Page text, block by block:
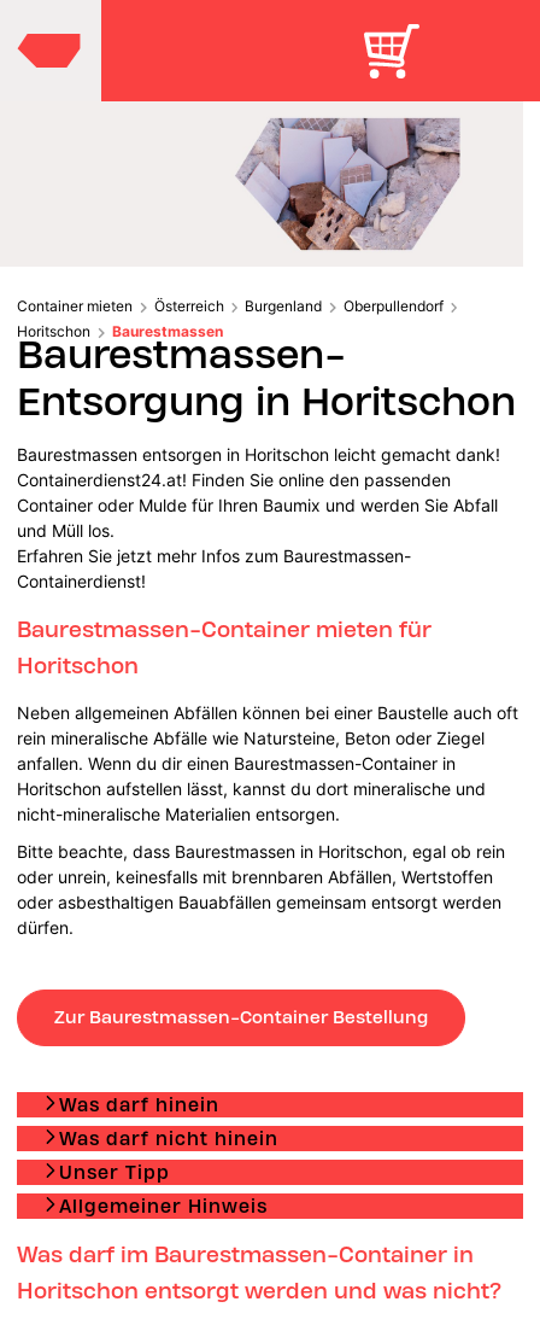
Container mieten Österreich Burgenland
Oberpullendorf
Horitschon
Baurestmassen
Baurestmassen-
Entsorgung in Horitschon
Baurestmassen entsorgen in Horitschon leicht gemacht dank!
Containerdienst24.at! Finden Sie online den passenden
Container oder Mulde für Ihren Baumix und werden Sie Abfall
und Müll los.
Erfahren Sie jetzt mehr Infos zum Baurestmassen-
Containerdienst!
Baurestmassen-Container mieten für
Horitschon
Neben allgemeinen Abfällen können bei einer Baustelle auch oft
rein mineralische Abfälle wie Natursteine, Beton oder Ziegel
anfallen. Wenn du dir einen Baurestmassen-Container in
Horitschon aufstellen lässt, kannst du dort mineralische und
nicht-mineralische Materialien entsorgen.
Bitte beachte, dass Baurestmassen in Horitschon, egal ob rein
oder unrein, keinesfalls mit brennbaren Abfällen, Wertstoffen
oder asbesthaltigen Bauabfällen gemeinsam entsorgt werden
dürfen.
Zur Baurestmassen-Container Bestellung
Was darf hinein
Was darf nicht hinein
Unser Tipp
Allgemeiner Hinweis
Was darf im Baurestmassen-Container in
Horitschon entsorgt werden und was nicht?